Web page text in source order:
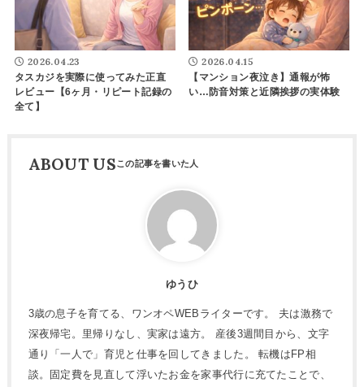
2026.04.23
タスカジを実際に使ってみた正直
レビュー【6ヶ月・リピート記録の
全て】
2026.04.15
【マンション夜泣き】通報が怖
い…防音対策と近隣挨拶の実体験
ABOUT US
ゆうひ
3歳の息子を育てる、ワンオペWEBライターです。 夫は激務で
深夜帰宅。里帰りなし、実家は遠方。 産後3週間目から、文字
通り「一人で」育児と仕事を回してきました。 転機はFP相
談。固定費を見直して浮いたお金を家事代行に充てたことで、